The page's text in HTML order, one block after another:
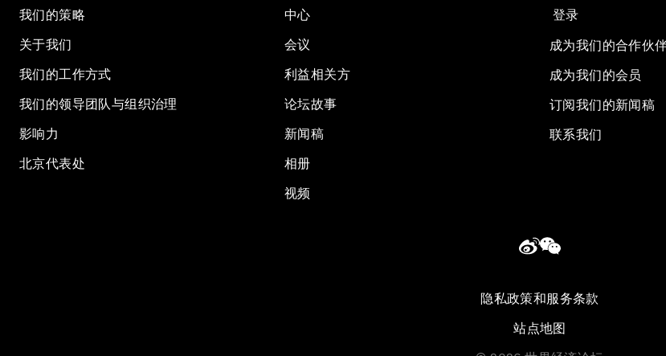
我们的策略
关于我们
我们的工作方式
我们的领导团队与组织治理
影响力
北京代表处
中心
会议
利益相关方
论坛故事
新闻稿
相册
视频
登录
成为我们的合作伙
成为我们的会员
订阅我们的新闻稿
联系我们
隐私政策和服务条款
站点地图